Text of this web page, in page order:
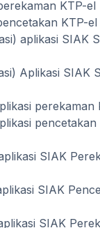
KTP-el
KTP-
aplikasi SIAK
Aplikasi SIAK
perekaman
SIAK
SIAK
SIAK